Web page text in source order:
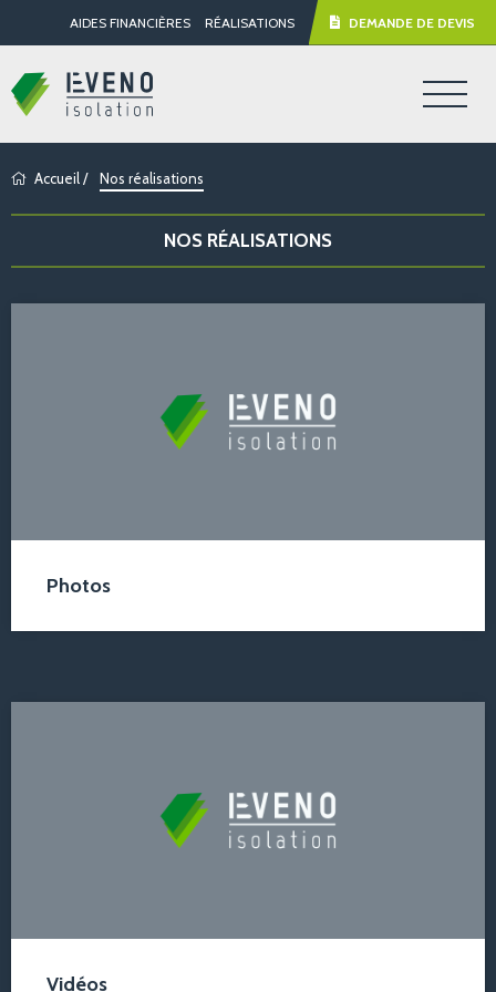
AIDES FINANCIÈRES RÉALISATIONS DEMANDE DE DEVIS
Accueil/ Nos réalisations
NOS RÉALISATIONS
Photos
Vidéos